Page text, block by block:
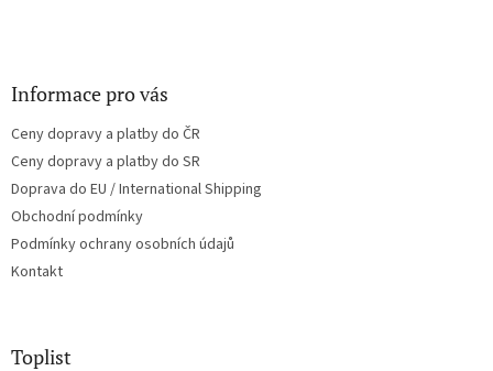
Informace pro vás
Ceny dopravy a platby do ČR
Ceny dopravy a platby do SR
Doprava do EU / International Shipping
Obchodní podmínky
Podmínky ochrany osobních údajů
Kontakt
Toplist